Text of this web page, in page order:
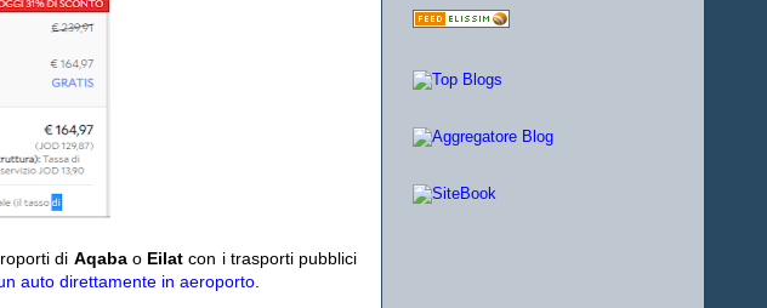
di Aqaba o Eilatcon i trasporti pubblici
auto direttamente in aeroporto